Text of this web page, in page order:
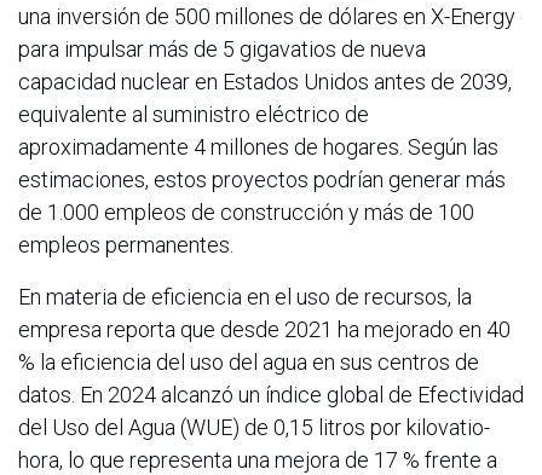
una inversión de 500 millones de dólares en X-Energy
para impulsar más de 5 gigavatios de nueva
capacidad nuclear en Estados Unidos antes de 2039,
equivalente al suministro eléctrico de
aproximadamente 4 millones de hogares. Según las
estimaciones, estos proyectos podrían generar más
de 1.000 empleos de construcción y más de 100
empleos permanentes.
En materia de eficiencia en el uso de recursos, la
empresa reporta que desde 2021 ha mejorado en 40
% la eficiencia del uso del agua en sus centros de
datos. En 2024 alcanzó un índice global de Efectividad
del Uso del Agua (WUE) de 0,15 litros por kilovatio-
hora, lo que representa una mejora de 17 % frente a